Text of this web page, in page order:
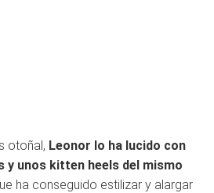
otoñal, Leonor lo ha lucido con
y unos kitten heels del mismo
ha conseguido estilizar y alargar